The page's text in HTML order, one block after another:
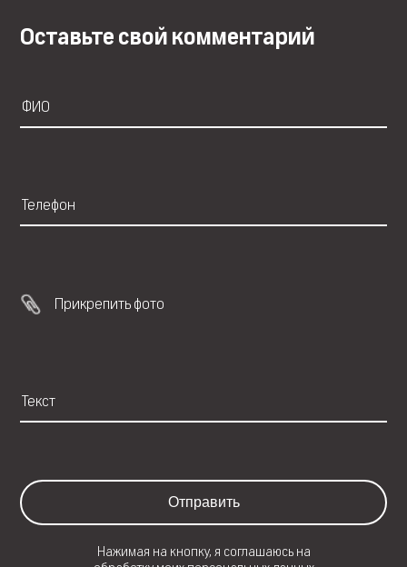
Оставьте свой комментарий
Прикрепить фото
Отправить
Нажимая на кнопку, я соглашаюсь на